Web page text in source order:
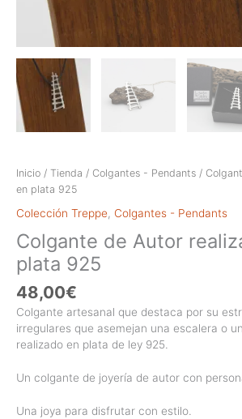
Inicio / Tienda / Colgantes - Pendants /
en plata 925
Colección Treppe Colgantes - Pendants
Colgante de Autor
plata 925
48,00€
Colgante artesanal que destaca por su
irregulares que asemejan una escalera o
realizado en plata de ley 925.
Un colgante de joyería de autor con
Una joya para disfrutar con estilo.